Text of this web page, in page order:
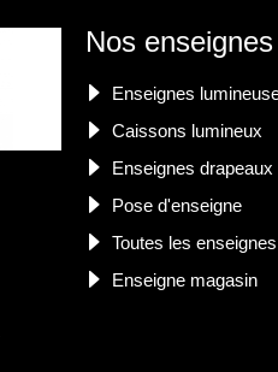
Nos enseignes
Enseignes
Caissons lumineux
Enseignes drapeaux
Pose d'enseigne
Toutes les enseignes
Enseigne magasin